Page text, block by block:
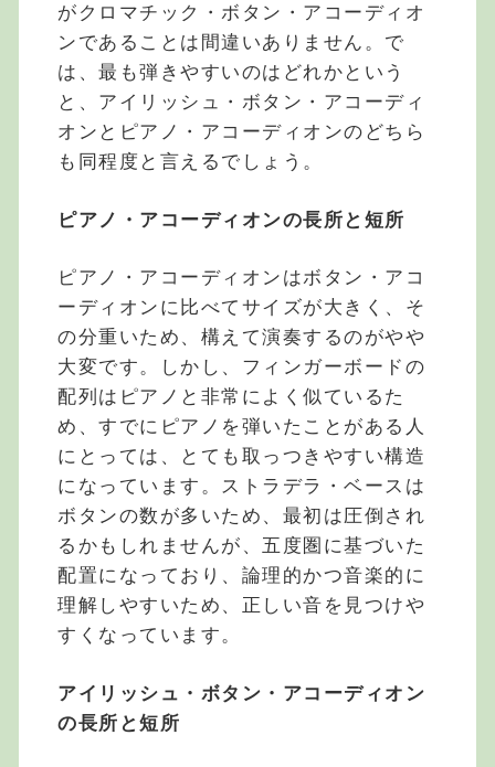
がクロマチック・ボタン・アコーディオ
ンであることは間違いありません。で
は、最も弾きやすいのはどれかという
と、アイリッシュ・ボタン・アコーディ
オンとピアノ・アコーディオンのどちら
も同程度と言えるでしょう。
ピアノ・アコーディオンの長所と短所
ピアノ・アコーディオンはボタン・アコ
ーディオンに比べてサイズが大きく、そ
の分重いため、構えて演奏するのがやや
大変です。しかし、フィンガーボードの
配列はピアノと非常によく似ているた
め、すでにピアノを弾いたことがある人
にとっては、とても取っつきやすい構造
になっています。ストラデラ・ベースは
ボタンの数が多いため、最初は圧倒され
るかもしれませんが、五度圏に基づいた
配置になっており、論理的かつ音楽的に
理解しやすいため、正しい音を見つけや
すくなっています。
アイリッシュ・ボタン・アコーディオン
の長所と短所